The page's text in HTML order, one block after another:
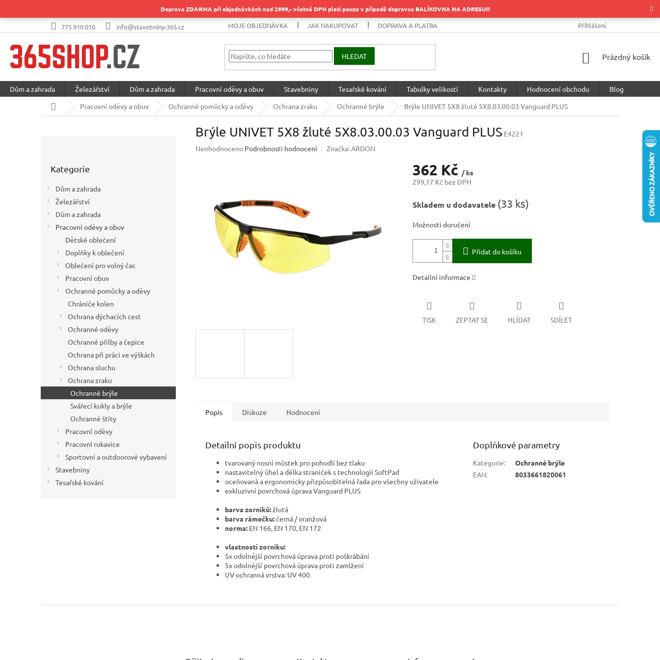
Doprava ZDARMA při objednávkách nad 2999,- včetně DPH platí pouze v případě dopravce BALÍKOVNA NA ADRESU!!!
775 910 010 info@stavebniny-365.cz MOJE OBJEDNÁVKA JAK NAKUPOVAT DOPRAVA A PLATBA PODMÍNKY OCHRANY OSOBNÍCH
Přihlášení
HLEDAT
NÁKUPNÍ
Prázdný košík
Dům a zahrada Železářství Dům a zahrada Pracovní oděvy a obuv Stavebniny Tesařské kování Tabulky velikostí Kontakty Hodnocení obchodu
Blog
Domů
Pracovní oděvy a obuv Ochranné pomůcky a oděvy Ochrana zraku Ochranné brýle Brýle UNIVET 5X8 žluté 5X8.03.00.03 Vanguard PLUS
kategorie
Kategorie
Dům a zahrada
Železářství
Dům a zahrada
Pracovní oděvy a obuv
Dětské oblečení
Doplňky k oblečení
Oblečení pro volný čas
Pracovní obuv
Ochranné pomůcky a oděvy
Chrániče kolen
Ochrana dýchacích cest
Ochranné oděvy
Ochranné přilby a čepice
Ochrana při práci ve výškách
Ochrana sluchu
Ochrana zraku
Ochranné brýle
Svářecí kukly a brýle
Ochranné štíty
Pracovní oděvy
Pracovní rukavice
Sportovní a outdoorové vybavení
Stavebniny
Tesařské kování
Brýle UNIVET 5X8 žluté 5X8.03.00.03 Vanguard PLUS E4221
Průměrné
hvězdiček.
Neohodnoceno Podrobnosti hodnocení Značka:ARDON
362 Kč / ks
299,17 Kč bez DPH
cena:
Skladem u dodavatele (33 ks)
Možnosti doručení
Přidat do košíku
Detailní informace
TISK ZEPTAT SE HLÍDAT SDÍLET
Popis Diskuze Hodnocení
Detailní popis produktu
tvarovaný nosní můstek pro pohodlí bez tlaku
nastavitelný úhel a délka straniček s technologií SoftPad
oceňovaná a ergonomicky přizpůsobitelná řada pro všechny uživatele
exkluzivní povrchová úprava Vanguard PLUS
barva zorníků:žlutá
barva rámečku:černá / oranžová
norma: EN 166, EN 170, EN 172
vlastnosti zorníku:
5x odolnější povrchová úprava proti poškrábání
5x odolnější povrchová úprava proti zamlžení
UV ochranná vrstva: UV 400
Doplňkové parametry
Kategorie:
Ochranné brýle
EAN: 8033661820061